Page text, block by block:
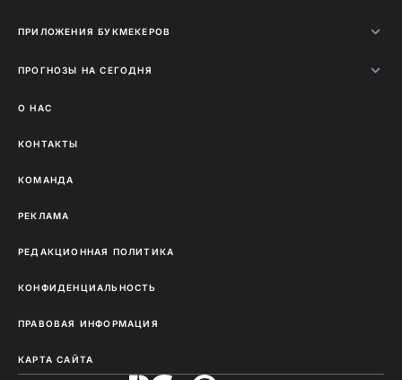
ПРИЛОЖЕНИЯ БУКМЕКЕРОВ
ПРОГНОЗЫ НА СЕГОДНЯ
О НАС
КОНТАКТЫ
КОМАНДА
РЕКЛАМА
РЕДАКЦИОННАЯ ПОЛИТИКА
КОНФИДЕНЦИАЛЬНОСТЬ
ПРАВОВАЯ ИНФОРМАЦИЯ
КАРТА САЙТА